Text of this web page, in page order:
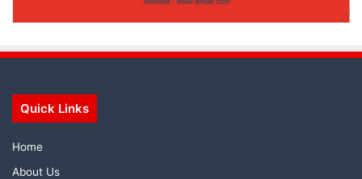
Quick Links
Home
About Us